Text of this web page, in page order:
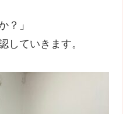
？」
していきます。